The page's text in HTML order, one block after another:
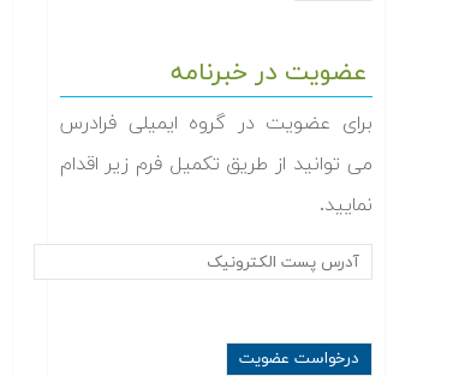
عضویت در خبرنامه
برای عضویت در گروه ایمیلی فرادرس
می توانید از طریق تکمیل فرم زیر اقدام
نمایید.